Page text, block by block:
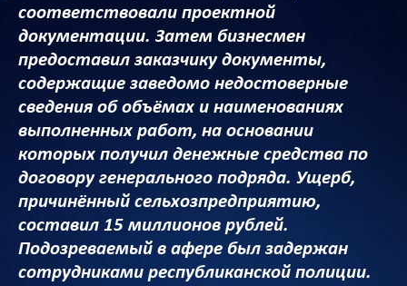
соответствовали проектной
документации. Затем бизнесмен
предоставил заказчику документы,
содержащие заведомо недостоверные
сведения об объёмах и наименованиях
выполненных работ, на основании
которых получил денежные средства по
договору генерального подряда. Ущерб,
причинённый сельхозпредприятию,
составил 15 миллионов рублей.
Подозреваемый в афере был задержан
сотрудниками республиканской полиции.